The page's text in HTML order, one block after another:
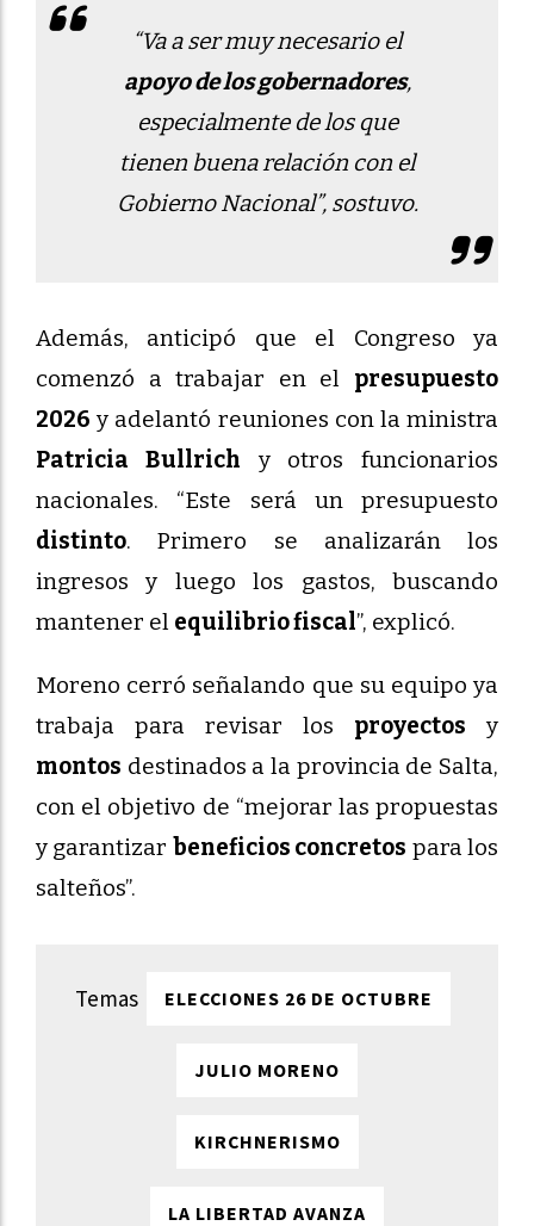
“Va a ser muy necesario el
apoyo de los gobernadores,
especialmente de los que
tienen buena relación con el
Gobierno Nacional”, sostuvo.
Además, anticipó que el Congreso ya
comenzó a trabajar en el presupuesto
2026 y adelantó reuniones con la ministra
Patricia Bullrich y otros funcionarios
nacionales. “Este será un presupuesto
distinto. Primero se analizarán los
ingresos y luego los gastos, buscando
mantener el equilibrio fiscal”, explicó.
Moreno cerró señalando que su equipo ya
trabaja para revisar los proyectos y
montos destinados a la provincia de Salta,
con el objetivo de “mejorar las propuestas
y garantizar beneficios concretos para los
salteños”.
ELECCIONES 26 DE OCTUBRE
JULIO MORENO
KIRCHNERISMO
LA LIBERTAD AVANZA